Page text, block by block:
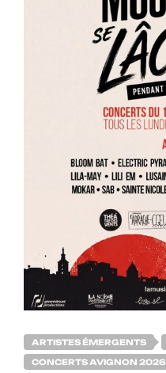
ARTISTES ÉMERGENTS
CONCERTS AVIGNON 2026